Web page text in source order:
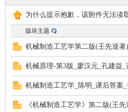
为什么提示抱歉，该附件无法读
版块主题
机械制造工艺学第二版(王先逵
机械原理-第3版_廖汉元_孔建益_
机械制造工艺学_陈明_课后答案
《机械制造工艺学》第二版(王